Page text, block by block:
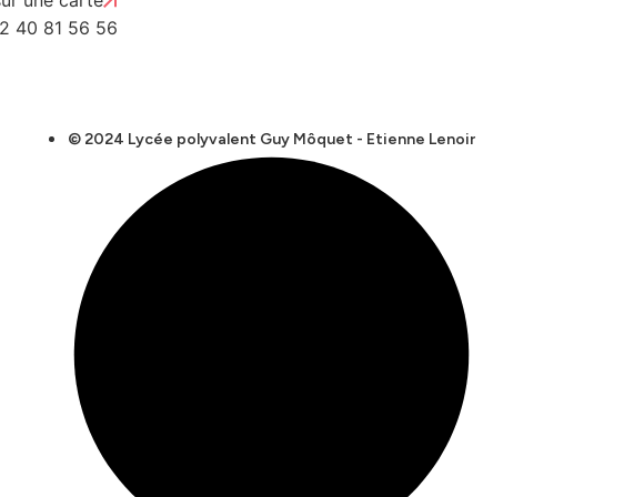
40 81 56 56
© 2024 Lycée polyvalent Guy Môquet - Etienne Lenoir